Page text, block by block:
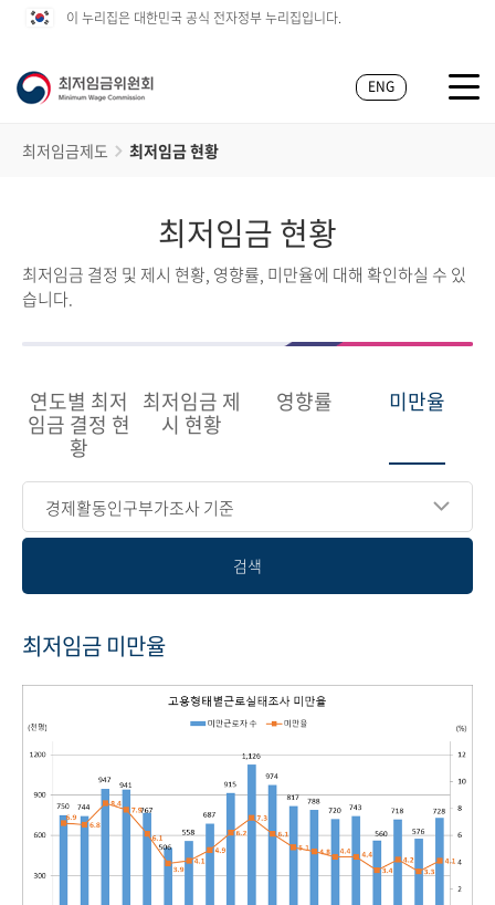
이 누리집은 대한민국 공식 전자정부 누리집입니다.
ENG
최저임금제도 최저임금 현황
최저임금 현황
최저임금 결정 및 제시 현황, 영향률, 미만율에 대해 확인하실 수 있
습니다.
연도별 최저
임금 결정 현
황
최저임금 제
시 현황
영향률 미만율
경제활동인구부가조사 기준
검색
최저임금 미만율